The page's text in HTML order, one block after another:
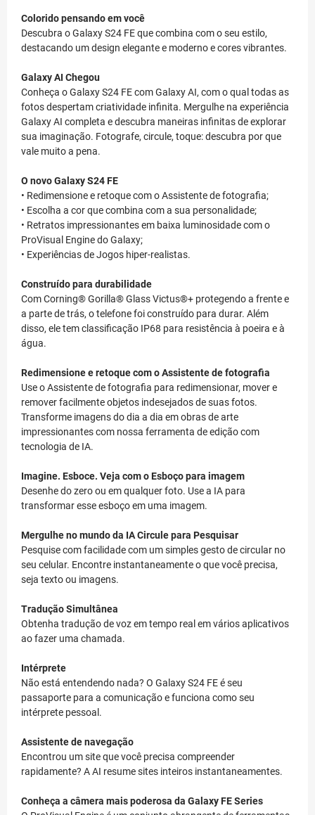
Colorido pensando em você
Descubra o Galaxy S24 FE que combina com o seu estilo,
destacando um design elegante e moderno e cores vibrantes.
Galaxy AI Chegou
Conheça o Galaxy S24 FE com Galaxy AI, com o qual todas as
fotos despertam criatividade infinita. Mergulhe na experiência
Galaxy AI completa e descubra maneiras infinitas de explorar
sua imaginação. Fotografe, circule, toque: descubra por que
vale muito a pena.
O novo Galaxy S24 FE
• Redimensione e retoque com o Assistente de fotografia;
• Escolha a cor que combina com a sua personalidade;
• Retratos impressionantes em baixa luminosidade com o
ProVisual Engine do Galaxy;
• Experiências de Jogos hiper-realistas.
Construído para durabilidade
Com Corning® Gorilla® Glass Victus®+ protegendo a frente e
a parte de trás, o telefone foi construído para durar. Além
disso, ele tem classificação IP68 para resistência à poeira e à
água.
Redimensione e retoque com o Assistente de fotografia
Use o Assistente de fotografia para redimensionar, mover e
remover facilmente objetos indesejados de suas fotos.
Transforme imagens do dia a dia em obras de arte
impressionantes com nossa ferramenta de edição com
tecnologia de IA.
Imagine. Esboce. Veja com o Esboço para imagem
Desenhe do zero ou em qualquer foto. Use a IA para
transformar esse esboço em uma imagem.
Mergulhe no mundo da IACircule para Pesquisar
Pesquise com facilidade com um simples gesto de circular no
seu celular. Encontre instantaneamente o que você precisa,
seja texto ou imagens.
Tradução Simultânea
Obtenha tradução de voz em tempo real em vários aplicativos
ao fazer uma chamada.
Intérprete
Não está entendendo nada? O Galaxy S24 FE é seu
passaporte para a comunicação e funciona como seu
intérprete pessoal.
Assistente de navegação
Encontrou um site que você precisa compreender
rapidamente? A AI resume sites inteiros instantaneamentes.
Conheça a câmera mais poderosa da Galaxy FE Series